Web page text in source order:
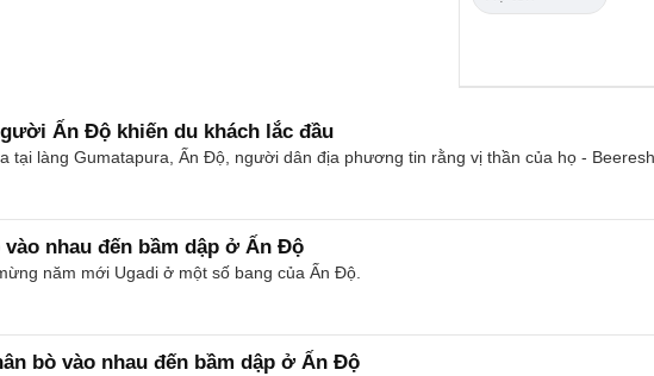
Ấn Độ khiến du khách lắc đầu
tại làng Gumatapura, Ấn Độ, người dân địa phương tin rằng vị thần của họ -
nhau đến bầm dập ở Ấn Độ
năm mới Ugadi ở một số bang của Ấn Độ.
bò vào nhau đến bầm dập ở Ấn Độ